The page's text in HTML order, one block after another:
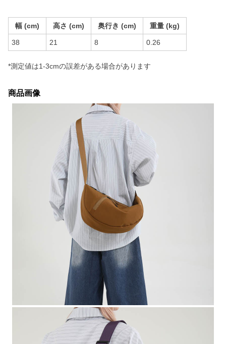
幅 (cm) 高さ (cm) 奥行き (cm) 重量 (kg)
38 21 8 0.26
*測定値は1-3cmの誤差がある場合があります
商品画像